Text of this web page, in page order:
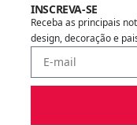
INSCREVA-SE
Receba as principais
design, decoração e